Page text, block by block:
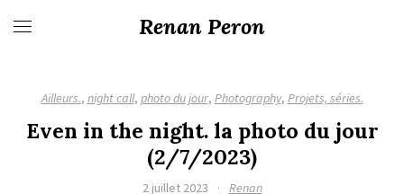
Renan Peron
Ailleurs., night call, photo du jour, Photography, Projets, séries.
Even in the night. la photo du jour
(2/7/2023)
2 juillet 2023 · Renan